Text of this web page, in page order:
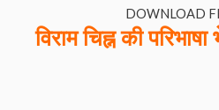
DOWNLOAD
विराम चिह्नकी